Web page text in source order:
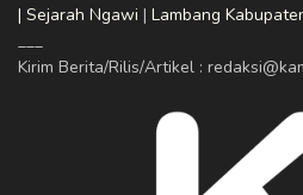
| Sejarah Ngawi | Lambang
Kirim Berita/Rilis/Artikel :